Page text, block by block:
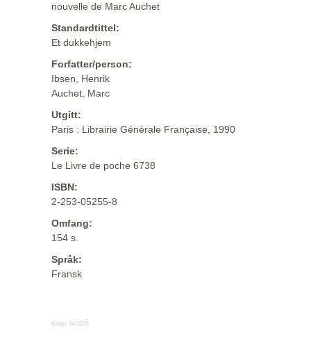
nouvelle de Marc Auchet
Standardtittel:
Et dukkehjem
Forfatter/person:
Ibsen, Henrik
Auchet, Marc
Utgitt:
Paris : Librairie Générale Française, 1990
Serie:
Le Livre de poche 6738
ISBN:
2-253-05255-8
Omfang:
154 s.
Språk:
Fransk
Kilde: MODS